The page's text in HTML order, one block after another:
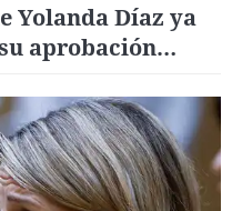
Yolanda Díaz ya
aprobación